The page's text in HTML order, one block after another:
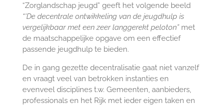
“Zorglandschap jeugd” geeft het volgende beeld
“'De decentrale ontwikkeling van de jeugdhulp is
vergelijkbaar met een zeer langgerekt peloton” met
de maatschappelijke opgave om een effectief
passende jeugdhulp te bieden.
De in gang gezette decentralisatie gaat niet vanzelf
en vraagt veel van betrokken instanties en
evenveel disciplines t.w. Gemeenten, aanbieders,
professionals en het Rijk met ieder eigen taken en